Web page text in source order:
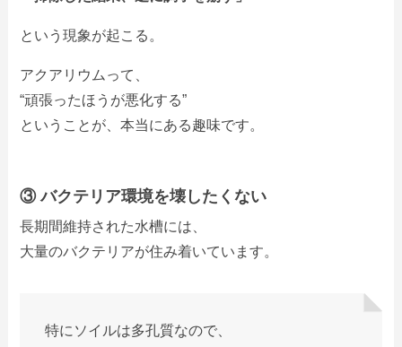
という現象が起こる。
アクアリウムって、
“頑張ったほうが悪化する”
ということが、本当にある趣味です。
③ バクテリア環境を壊したくない
長期間維持された水槽には、
大量のバクテリアが住み着いています。
特にソイルは多孔質なので、